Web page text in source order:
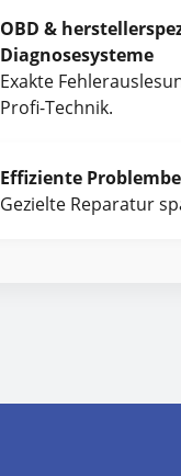
OBD &
Diagnosesysteme
Exakte
Profi-Technik.
Effiziente
Gezielte Reparatur